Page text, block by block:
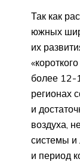
Так как
южных
их
более 12-
регионах
и
воздуха,
системы и
и период